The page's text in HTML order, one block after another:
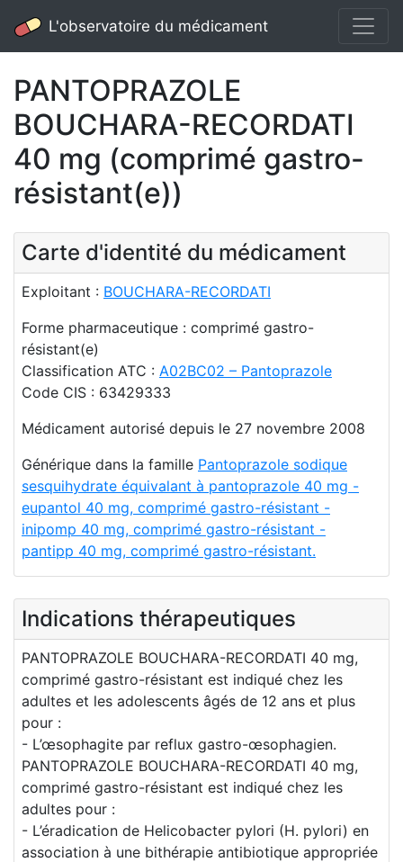
L'observatoire du médicament
PANTOPRAZOLE
BOUCHARA-RECORDATI
40 mg (comprimé gastro-
résistant(e))
Carte d'identité du médicament
Exploitant : BOUCHARA-RECORDATI
Forme pharmaceutique : comprimé gastro-
résistant(e)
Classification ATC : A02BC02 – Pantoprazole
Code CIS : 63429333
Médicament autorisé depuis le 27 novembre 2008
Générique dans la famille Pantoprazole sodique
sesquihydrate équivalant à pantoprazole 40 mg -
eupantol 40 mg, comprimé gastro-résistant -
inipomp 40 mg, comprimé gastro-résistant -
pantipp 40 mg, comprimé gastro-résistant.
Indications thérapeutiques
PANTOPRAZOLE BOUCHARA-RECORDATI 40 mg,
comprimé gastro-résistant est indiqué chez les
adultes et les adolescents âgés de 12 ans et plus
pour :
- L’œsophagite par reflux gastro-œsophagien.
PANTOPRAZOLE BOUCHARA-RECORDATI 40 mg,
comprimé gastro-résistant est indiqué chez les
adultes pour :
- L’éradication de Helicobacter pylori (H. pylori) en
association à une bithérapie antibiotique appropriée